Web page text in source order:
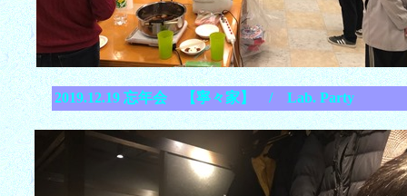
2019.12.19 忘年会 【寧々家】 / Lab. Party